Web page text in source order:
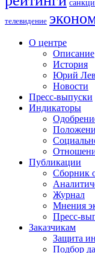
телевидение
О центре
Описание
История
Юрий
Новости
Пресс-выпуски
Индикаторы
Публикации
Сборник
Журнал
Мнения
Пресс-
Заказчикам
Защита
Подбор